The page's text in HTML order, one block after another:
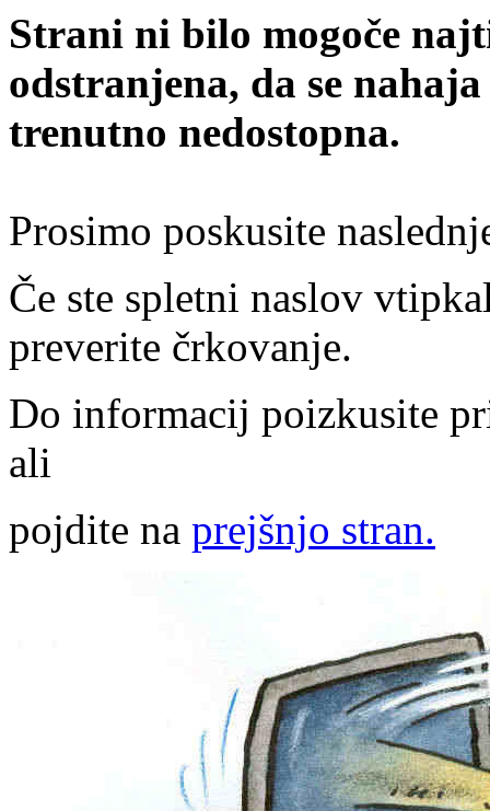
Strani ni bilo mogoče
odstranjena, da se
trenutno nedostopna.
Prosimo poskusite
Če ste spletni naslov
preverite črkovanje.
Do informacij poizkusite
ali
pojdite na prejšnjo stran.